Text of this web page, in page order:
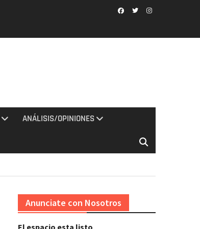
ANÁLISIS/OPINIONES
Anunciate con Nosotros
El espacio esta listo